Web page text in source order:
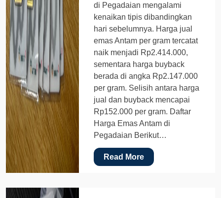
di Pegadaian mengalami
kenaikan tipis dibandingkan
hari sebelumnya. Harga jual
emas Antam per gram tercatat
naik menjadi Rp2.414.000,
sementara harga buyback
berada di angka Rp2.147.000
per gram. Selisih antara harga
jual dan buyback mencapai
Rp152.000 per gram. Daftar
Harga Emas Antam di
Pegadaian Berikut…
Read More